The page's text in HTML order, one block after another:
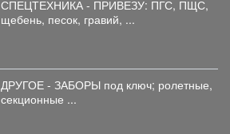
СПЕЦТЕХНИКА - ПРИВЕЗУ: ПГС, ПЩС,
щебень, песок, гравий, ...
ДРУГОЕ - ЗАБОРЫ под ключ; ролетные,
секционные ...